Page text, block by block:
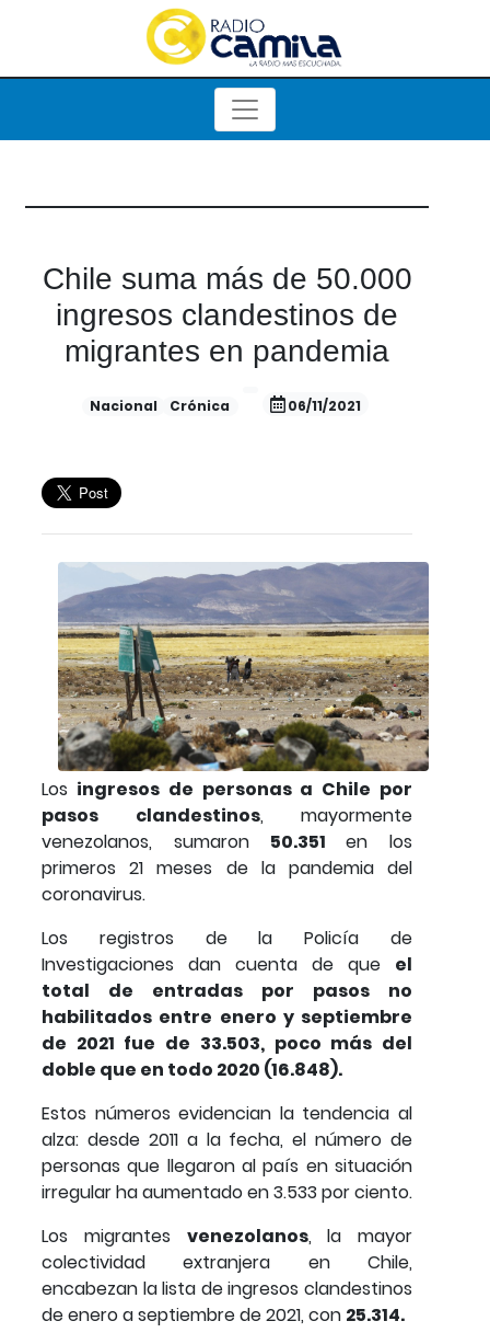
Chile suma más de 50.000
ingresos clandestinos de
migrantes en pandemia
Nacional Crónica 06/11/2021
Los ingresos de personas a Chile por
pasos clandestinos, mayormente
venezolanos, sumaron50.351en los
primeros 21 meses de la pandemia del
coronavirus.
Los registros de la Policía de
Investigaciones dan cuenta de que el
total de entradas por pasos no
habilitados entre enero y septiembre
de 2021 fue de 33.503, poco más del
doble que en todo 2020 (16.848).
Estos números evidencian la tendencia al
alza: desde 2011 a la fecha, el número de
personas que llegaron al país en situación
irregular ha aumentado en 3.533 por ciento.
Los migrantes venezolanos, la mayor
colectividad extranjera en Chile,
encabezan la lista de ingresos clandestinos
de enero a septiembre de 2021, con 25.314.